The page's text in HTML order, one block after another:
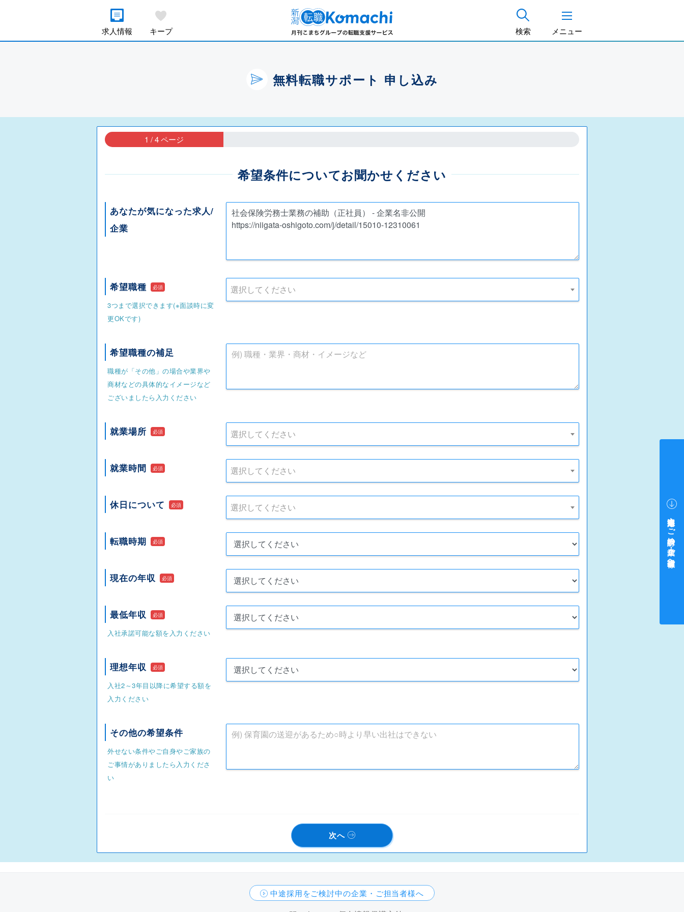
求人情報 キープ 検索 メニュー
無料転職サポート 申し込み
1 / 4 ページ
希望条件についてお聞かせください
あなたが気になった求人/
企業
希望職種 必須
3つまで選択できます(※面談時に変
更OKです)
選択してください
希望職種の補足
職種が「その他」の場合や業界や
商材などの具体的なイメージなど
ございましたら入力ください
就業場所 必須 選択してください
就業時間 必須 選択してください
休日について 必須 選択してください
転職時期 必須
現在の年収 必須
最低年収 必須
入社承諾可能な額を入力ください
理想年収 必須
入社2～3年目以降に希望する額を
入力ください
その他の希望条件
外せない条件やご自身やご家族の
ご事情がありましたら入力くださ
い
次へ
中途採用をご検討中の企業・ご担当者様へ
中途採用をご検討中の企業・ご担当者様へ